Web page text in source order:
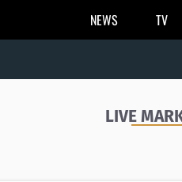
NEWS TV
LIVE